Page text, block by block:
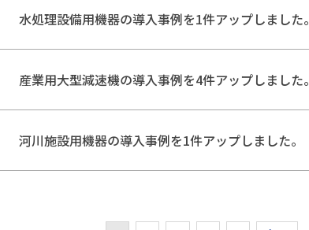
水処理設備用機器の導入事例を1件アップしました。
産業用大型減速機の導入事例を4件アップしました。
河川施設用機器の導入事例を1件アップしました。